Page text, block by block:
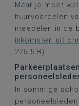
Maar je moet
huurvoordelen
meedelen in de
inkomsten uit
276.5.B).
In sommige